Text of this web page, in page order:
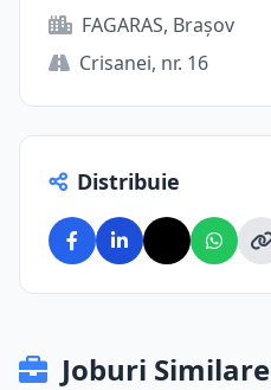
FAGARAS, Brașov
Crisanei, nr. 16
Distribuie
Joburi Similare